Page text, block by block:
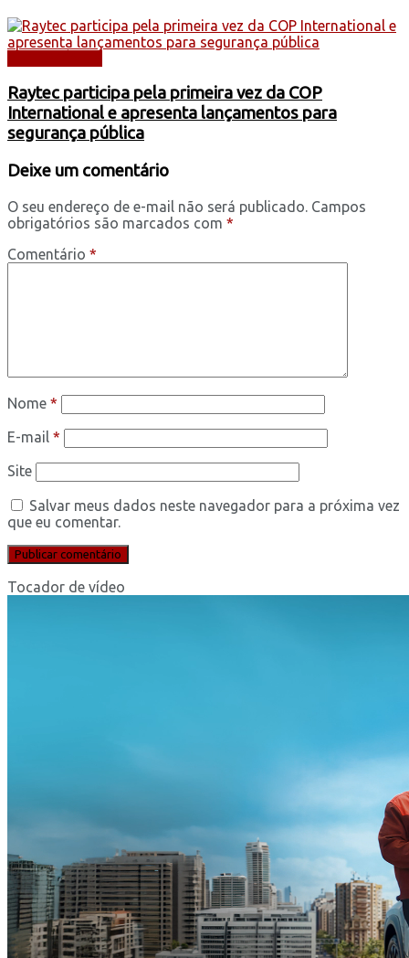
Raytec participa pela primeira vez da COP
International e apresenta lançamentos para
segurança pública
Deixe um comentário
O seu endereço de e-mail não será publicado. Campos
obrigatórios são marcados com *
Comentário *
Nome *
E-mail *
Site
Salvar meus dados neste navegador para a próxima vez
que eu comentar.
Tocador de vídeo